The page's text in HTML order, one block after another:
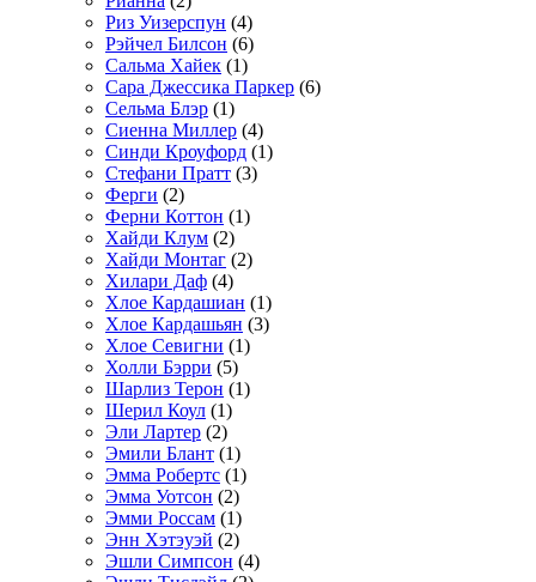
Риз Уизерспун (4)
Рэйчел Билсон (6)
Сальма Хайек (1)
Сара Джессика Паркер (6)
Сельма Блэр (1)
Сиенна Миллер (4)
Синди Кроуфорд (1)
Стефани Пратт (3)
Ферги (2)
Ферни Коттон (1)
Хайди Клум (2)
Хайди Монтаг (2)
Хилари Даф (4)
Хлое Кардашиан (1)
Хлое Кардашьян (3)
Хлое Севигни (1)
Холли Бэрри (5)
Шарлиз Терон (1)
Шерил Коул (1)
Эли Лартер (2)
Эмили Блант (1)
Эмма Робертс (1)
Эмма Уотсон (2)
Эмми Россам (1)
Энн Хэтэуэй (2)
Эшли Симпсон (4)